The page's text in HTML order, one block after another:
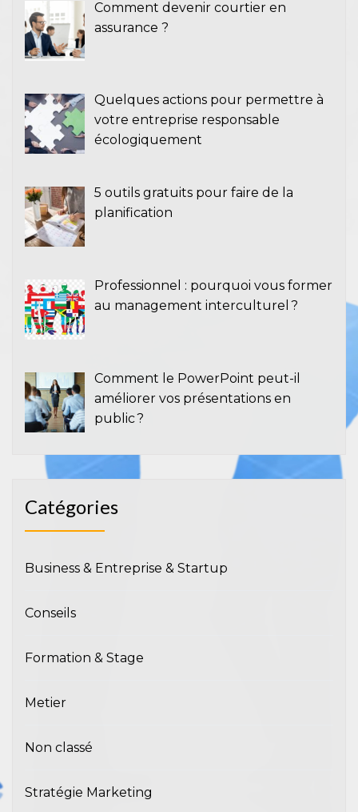
Comment devenir courtier en
assurance ?
Quelques actions pour permettre à
votre entreprise responsable
écologiquement
5 outils gratuits pour faire de la
planification
Professionnel : pourquoi vous former
au management interculturel ?
Comment le PowerPoint peut-il
améliorer vos présentations en
public ?
Catégories
Business & Entreprise & Startup
Conseils
Formation & Stage
Metier
Non classé
Stratégie Marketing